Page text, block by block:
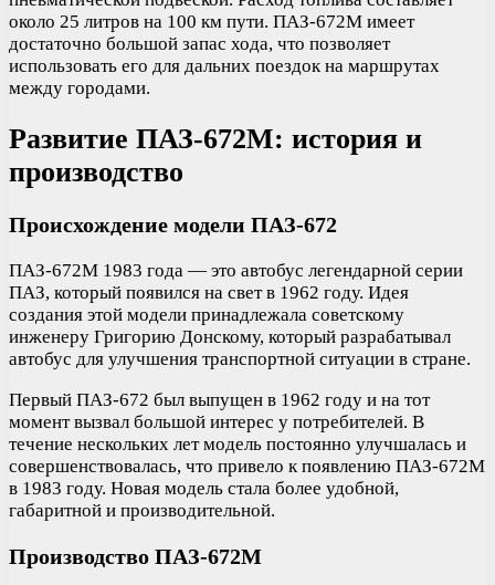
около 25 литров на 100 км пути. ПАЗ-672М имеет
достаточно большой запас хода, что позволяет
использовать его для дальних поездок на маршрутах
между городами.
Развитие ПАЗ-672М: история и
производство
Происхождение модели ПАЗ-672
ПАЗ-672М 1983 года — это автобус легендарной серии
ПАЗ, который появился на свет в 1962 году. Идея
создания этой модели принадлежала советскому
инженеру Григорию Донскому, который разрабатывал
автобус для улучшения транспортной ситуации в стране.
Первый ПАЗ-672 был выпущен в 1962 году и на тот
момент вызвал большой интерес у потребителей. В
течение нескольких лет модель постоянно улучшалась и
совершенствовалась, что привело к появлению ПАЗ-672М
в 1983 году. Новая модель стала более удобной,
габаритной и производительной.
Производство ПАЗ-672М